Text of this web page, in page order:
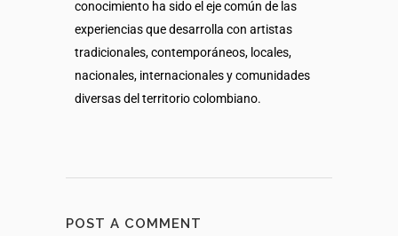
conocimiento ha sido el eje común de las
experiencias que desarrolla con artistas
tradicionales, contemporáneos, locales,
nacionales, internacionales y comunidades
diversas del territorio colombiano.
POST A COMMENT